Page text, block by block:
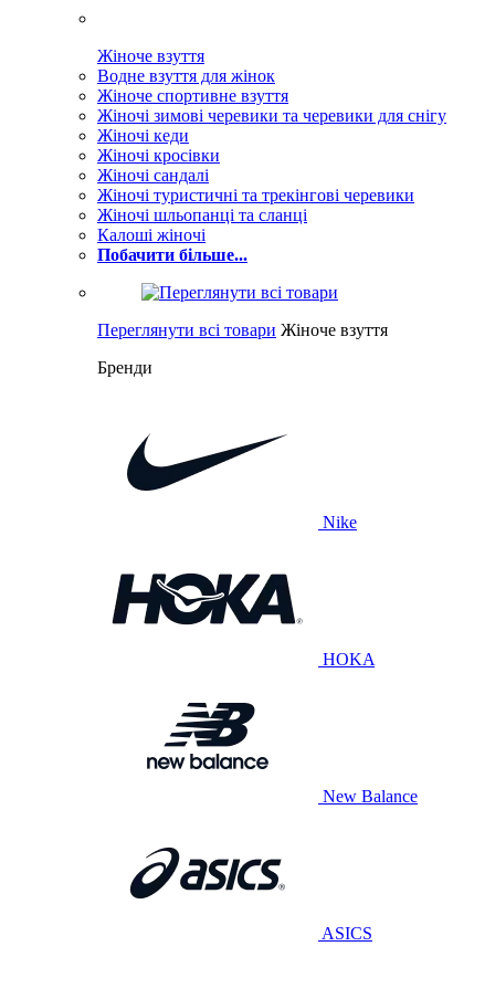
Жіноче взуття
Водне взуття для жінок
Жіноче спортивне взуття
Жіночі зимові черевики та черевики для снігу
Жіночі кеди
Жіночі кросівки
Жіночі сандалі
Жіночі туристичні та трекінгові черевики
Жіночі шльопанці та сланці
Калоші жіночі
Побачити більше...
Переглянути всі товари Жіноче взуття
Бренди
Nike
HOKA
New Balance
ASICS